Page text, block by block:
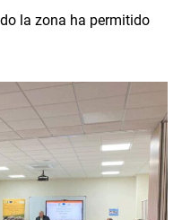
la zona ha permitido